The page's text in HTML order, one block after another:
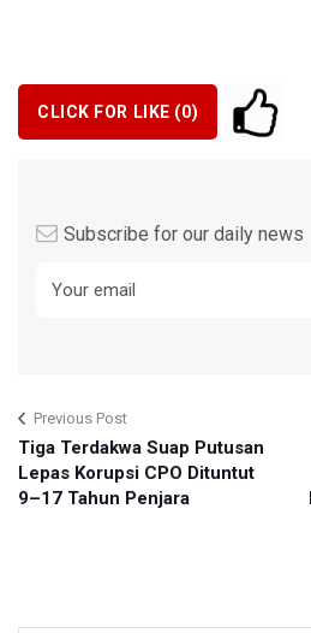
CLICK FOR LIKE (0)
Subscribe for our daily news
Previous Post
Tiga Terdakwa Suap Putusan
Lepas Korupsi CPO Dituntut
9–17 Tahun Penjara